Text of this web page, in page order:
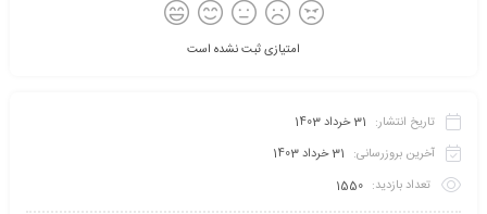
امتیازی ثبت نشده است
تاریخ انتشار: 31 خرداد 1403
آخرین بروزرسانی: 31 خرداد 1403
تعداد بازدید: 1550